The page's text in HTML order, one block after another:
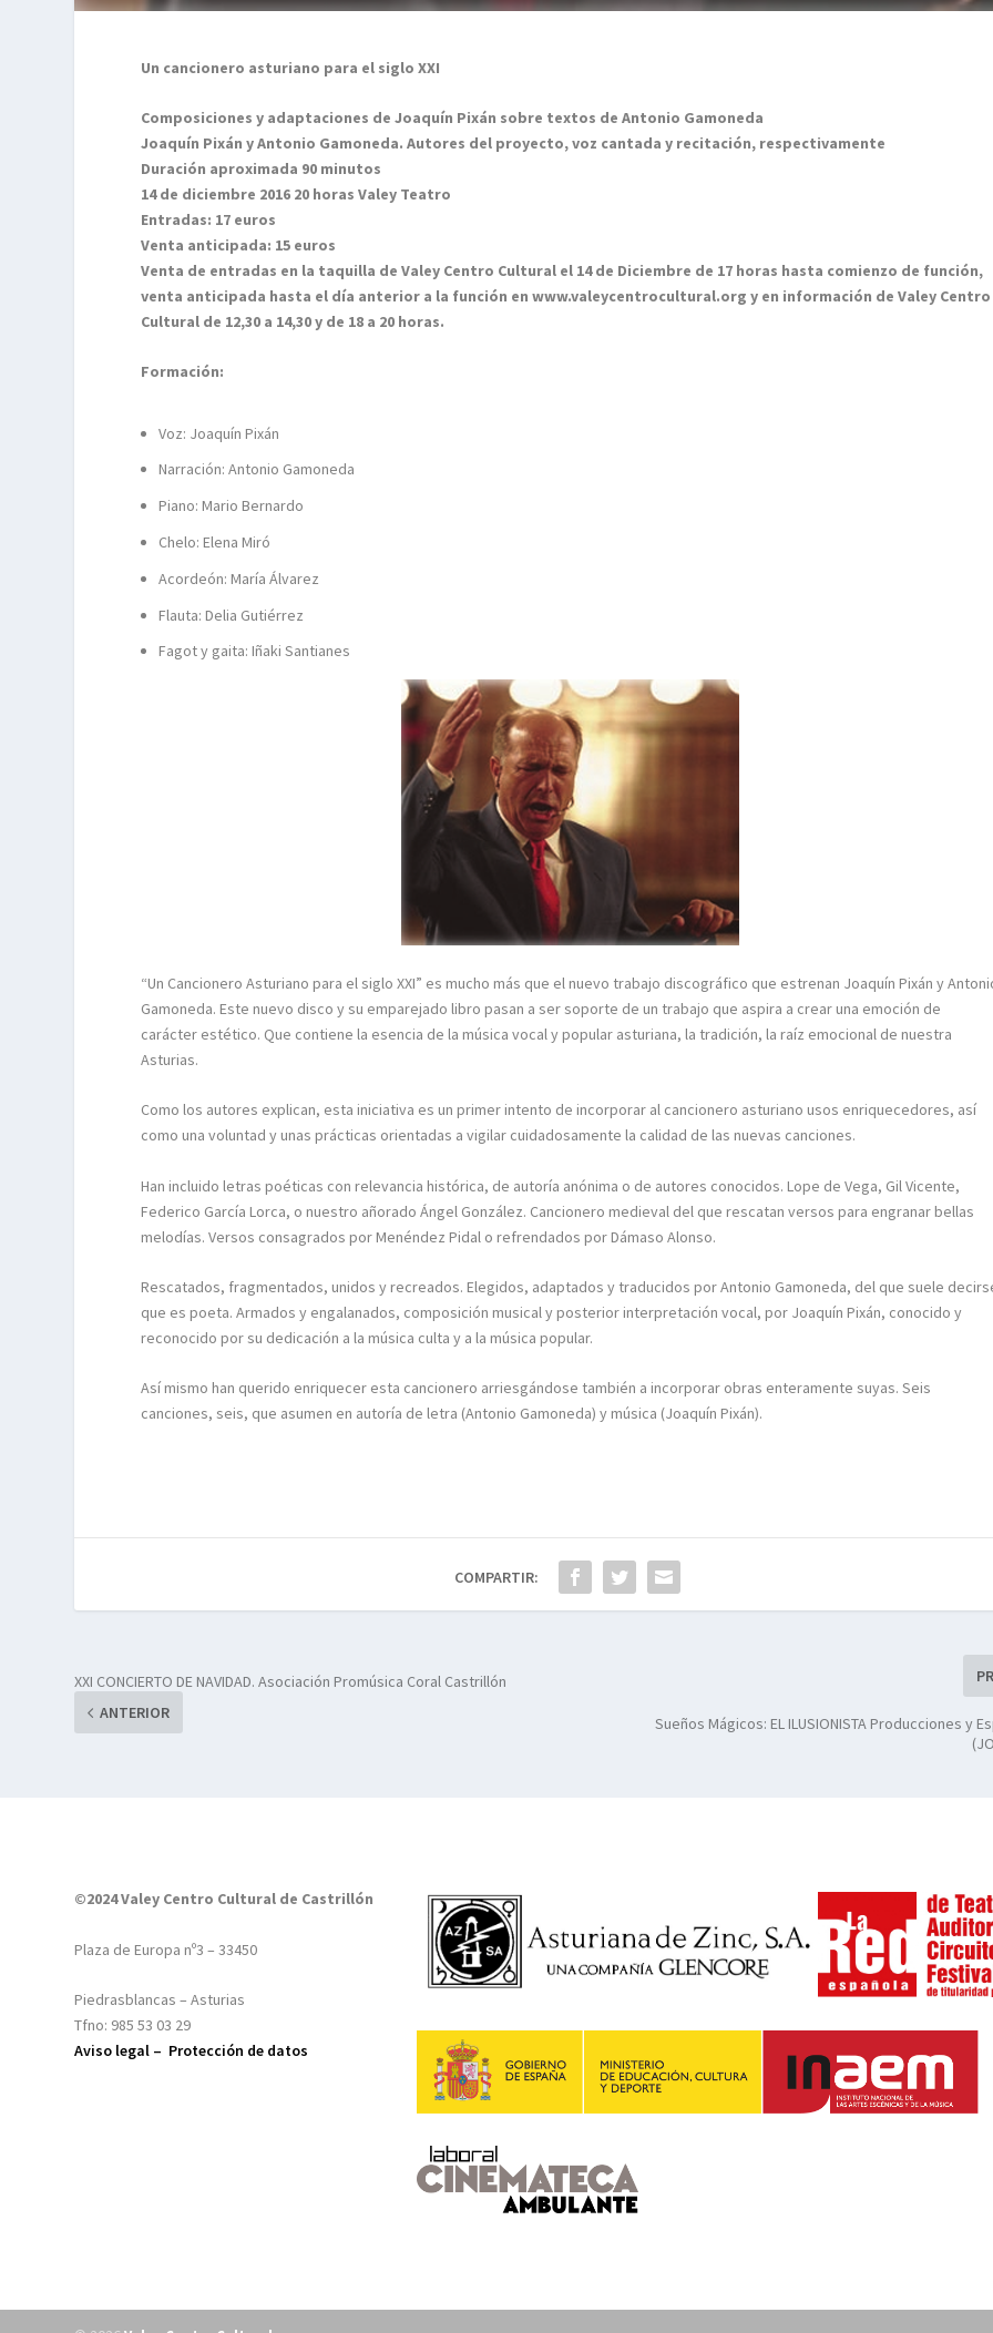
Un cancionero asturiano para el siglo XXI
Composiciones y adaptaciones de Joaquín Pixán sobre textos de Antonio Gamoneda
Joaquín Pixán y Antonio Gamoneda. Autores del proyecto, voz cantada y recitación, respectivamente
Duración aproximada 90 minutos
14 de diciembre 2016 20 horas Valey Teatro
Entradas: 17 euros
Venta anticipada: 15 euros
Venta de entradas en la taquilla de Valey Centro Cultural el 14 de Diciembre de 17 horas hasta comienzo de función,
venta anticipada hasta el día anterior a la función en www.valeycentrocultural.org y en información de Valey Centro
Cultural de 12,30 a 14,30 y de 18 a 20 horas.
Formación:
Voz: Joaquín Pixán
Narración: Antonio Gamoneda
Piano: Mario Bernardo
Chelo: Elena Miró
Acordeón: María Álvarez
Flauta: Delia Gutiérrez
Fagot y gaita: Iñaki Santianes
“Un Cancionero Asturiano para el siglo XXI” es mucho más que el nuevo trabajo discográfico que estrenan Joaquín Pixán y
Gamoneda. Este nuevo disco y su emparejado libro pasan a ser soporte de un trabajo que aspira a crear una emoción de
carácter estético. Que contiene la esencia de la música vocal y popular asturiana, la tradición, la raíz emocional de nuestra
Asturias.
Como los autores explican, esta iniciativa es un primer intento de incorporar al cancionero asturiano usos enriquecedores, así
como una voluntad y unas prácticas orientadas a vigilar cuidadosamente la calidad de las nuevas canciones.
Han incluido letras poéticas con relevancia histórica, de autoría anónima o de autores conocidos. Lope de Vega, Gil Vicente,
Federico García Lorca, o nuestro añorado Ángel González. Cancionero medieval del que rescatan versos para engranar bellas
melodías. Versos consagrados por Menéndez Pidal o refrendados por Dámaso Alonso.
Rescatados, fragmentados, unidos y recreados. Elegidos, adaptados y traducidos por Antonio Gamoneda, del que suele
que es poeta. Armados y engalanados, composición musical y posterior interpretación vocal, por Joaquín Pixán, conocido y
reconocido por su dedicación a la música culta y a la música popular.
Así mismo han querido enriquecer esta cancionero arriesgándose también a incorporar obras enteramente suyas. Seis
canciones, seis, que asumen en autoría de letra (Antonio Gamoneda) y música (Joaquín Pixán).
COMPARTIR:
XXI CONCIERTO DE NAVIDAD. Asociación Promúsica Coral Castrillón
ANTERIOR
Sueños Mágicos: EL ILUSIONISTA Producciones y
©2024 Valey Centro Cultural de Castrillón
Plaza de Europa nº3 – 33450
Piedrasblancas – Asturias
Tfno: 985 53 03 29
Aviso legal – Protección de datos